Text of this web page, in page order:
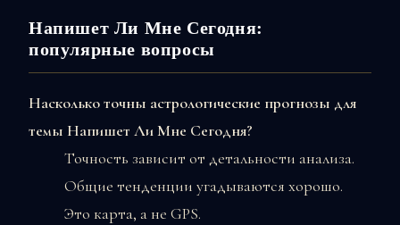
Напишет Ли Мне Сегодня:
популярные вопросы
Насколько точны астрологические прогнозы для
темы Напишет Ли Мне Сегодня?
Точность зависит от детальности анализа.
Общие тенденции угадываются хорошо.
Это карта, а не GPS.